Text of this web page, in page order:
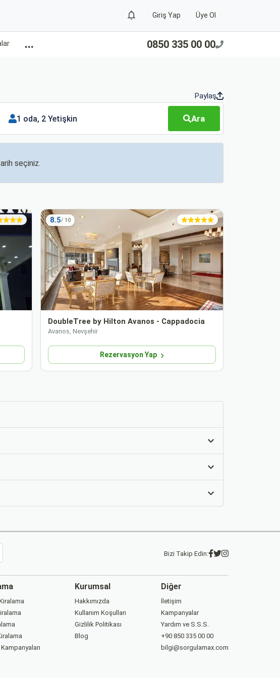
Giriş Yap Üye Ol
... 0850 335 00 00
Paylaş
1 oda, 2 Yetişkin Ara
seçiniz.
8.5
DoubleTree by Hilton Avanos - Cappadocia
Avanos, Nevşehir
Rezervasyon Yap
Bizi Takip Edin:
Kurumsal
Hakkımızda
Kullanım Koşulları
Gizlilik Politikası
Blog
Diğer
İletişim
Kampanyalar
Yardım ve S.S.S.
+90 850 335 00 00
bilgi@sorgulamax.com